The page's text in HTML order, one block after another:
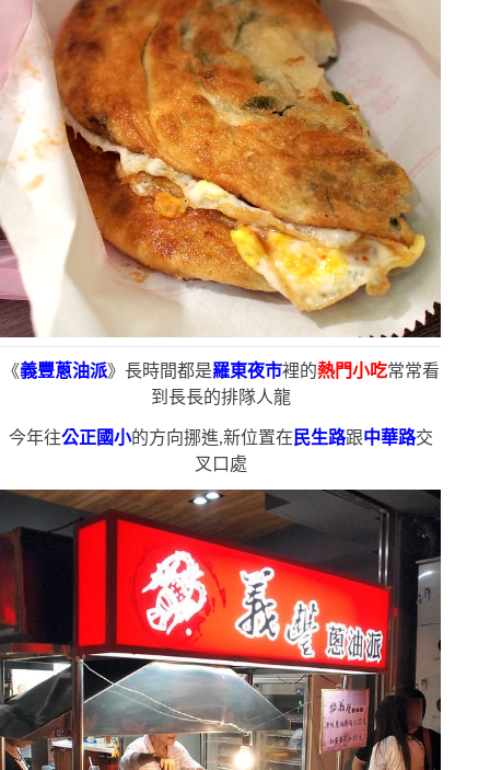
《義豐蔥油派》長時間都是羅東夜市裡的熱門小吃常常看
到長長的排隊人龍
今年往公正國小的方向挪進,新位置在 民生路跟中華路交
叉口處